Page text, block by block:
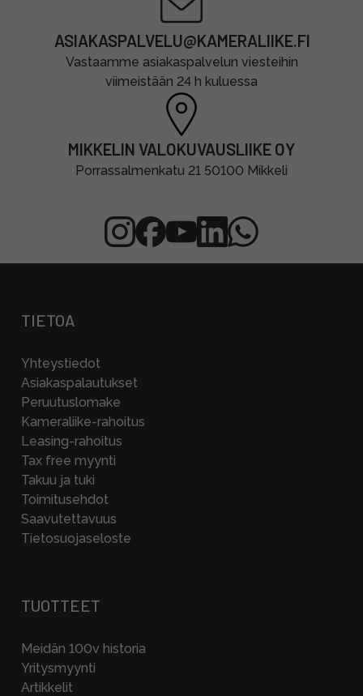
ASIAKASPALVELU@KAMERALIIKE.FI
Vastaamme asiakaspalvelun viesteihin
viimeistään 24 h kuluessa
MIKKELIN VALOKUVAUSLIIKE OY
Porrassalmenkatu 21 50100 Mikkeli
TIETOA
Yhteystiedot
Asiakaspalautukset
Peruutuslomake
Kameraliike-rahoitus
Leasing-rahoitus
Tax free myynti
Takuu ja tuki
Toimitusehdot
Saavutettavuus
Tietosuojaseloste
TUOTTEET
Meidän 100v historia
Yritysmyynti
Artikkelit